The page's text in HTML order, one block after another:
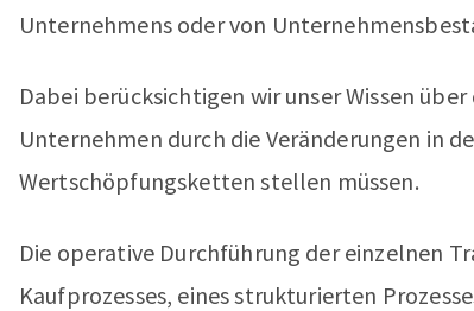
Unternehmens oder von
Dabei berücksichtigen wir unser Wissen
Unternehmen durch die Veränderungen in
Wertschöpfungsketten stellen müssen.
Die operative Durchführung der einzelnen
Kaufprozesses, eines strukturierten